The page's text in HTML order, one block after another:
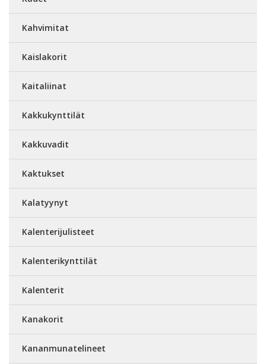
Kahvimitat
Kaislakorit
Kaitaliinat
Kakkukynttilät
Kakkuvadit
Kaktukset
Kalatyynyt
Kalenterijulisteet
Kalenterikynttilät
Kalenterit
Kanakorit
Kananmunatelineet